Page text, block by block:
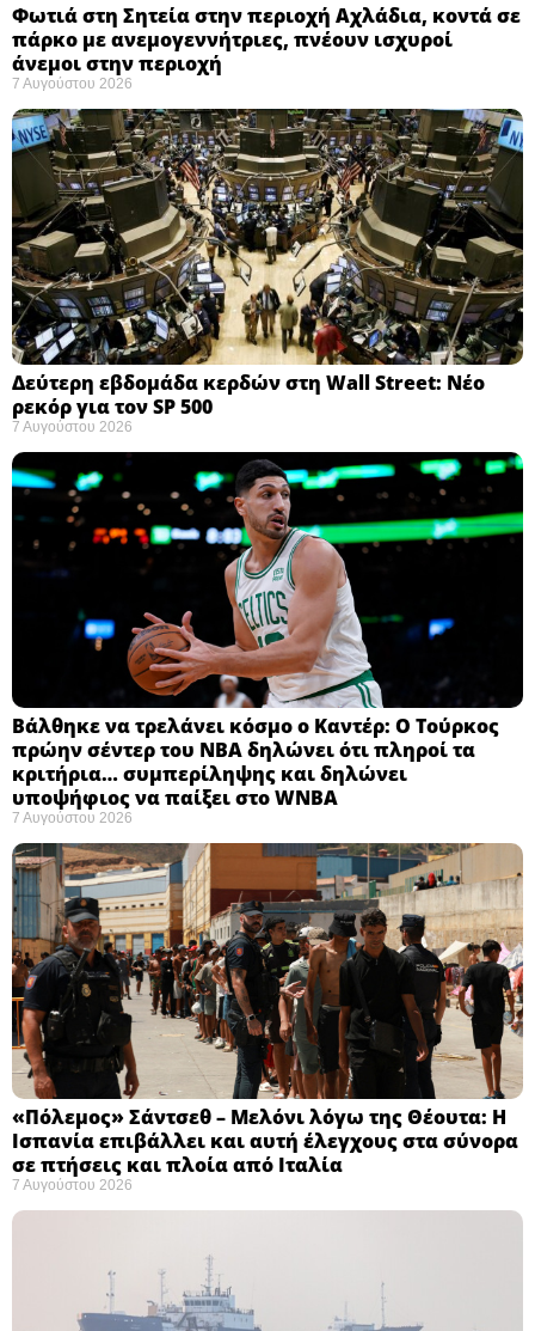
Φωτιά στη Σητεία στην περιοχή Αχλάδια, κοντά σε
πάρκο με ανεμογεννήτριες, πνέουν ισχυροί
άνεμοι στην περιοχή
7 Αυγούστου 2026
Δεύτερη εβδομάδα κερδών στη Wall Street: Νέο
ρεκόρ για τον SP 500
7 Αυγούστου 2026
Βάλθηκε να τρελάνει κόσμο ο Καντέρ: Ο Τούρκος
πρώην σέντερ του NBA δηλώνει ότι πληροί τα
κριτήρια… συμπερίληψης και δηλώνει
υποψήφιος να παίξει στο WNBA
7 Αυγούστου 2026
«Πόλεμος» Σάντσεθ – Μελόνι λόγω της Θέουτα: Η
Ισπανία επιβάλλει και αυτή έλεγχους στα σύνορα
σε πτήσεις και πλοία από Ιταλία
7 Αυγούστου 2026